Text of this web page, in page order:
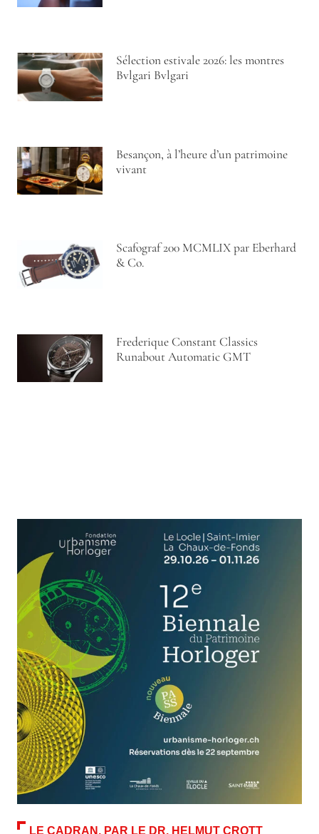
Sélection estivale 2026: les montres
Bvlgari Bvlgari
Besançon, à l’heure d’un patrimoine
vivant
Scafograf 200 MCMLIX par Eberhard
& Co.
Frederique Constant Classics
Runabout Automatic GMT
LE CADRAN, PAR LE DR. HELMUT CROTT